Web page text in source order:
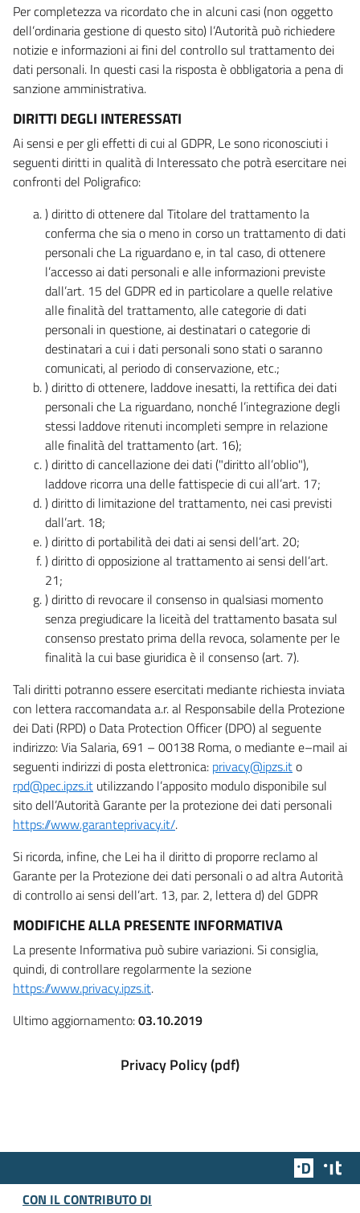
Per completezza va ricordato che in alcuni casi (non oggetto
dell’ordinaria gestione di questo sito) l’Autorità può richiedere
notizie e informazioni ai fini del controllo sul trattamento dei
dati personali. In questi casi la risposta è obbligatoria a pena di
sanzione amministrativa.
DIRITTI DEGLI INTERESSATI
Ai sensi e per gli effetti di cui al GDPR, Le sono riconosciuti i
seguenti diritti in qualità di Interessato che potrà esercitare nei
confronti del Poligrafico:
) diritto di ottenere dal Titolare del trattamento la
conferma che sia o meno in corso un trattamento di dati
personali che La riguardano e, in tal caso, di ottenere
l’accesso ai dati personali e alle informazioni previste
dall’art. 15 del GDPR ed in particolare a quelle relative
alle finalità del trattamento, alle categorie di dati
personali in questione, ai destinatari o categorie di
destinatari a cui i dati personali sono stati o saranno
comunicati, al periodo di conservazione, etc.;
) diritto di ottenere, laddove inesatti, la rettifica dei dati
personali che La riguardano, nonché l’integrazione degli
stessi laddove ritenuti incompleti sempre in relazione
alle finalità del trattamento (art. 16);
) diritto di cancellazione dei dati ("diritto all’oblio"),
laddove ricorra una delle fattispecie di cui all’art. 17;
) diritto di limitazione del trattamento, nei casi previsti
dall’art. 18;
) diritto di portabilità dei dati ai sensi dell’art. 20;
) diritto di opposizione al trattamento ai sensi dell’art.
21;
) diritto di revocare il consenso in qualsiasi momento
senza pregiudicare la liceità del trattamento basata sul
consenso prestato prima della revoca, solamente per le
finalità la cui base giuridica è il consenso (art. 7).
Tali diritti potranno essere esercitati mediante richiesta inviata
con lettera raccomandata a.r. al Responsabile della Protezione
dei Dati (RPD) o Data Protection Officer (DPO) al seguente
indirizzo: Via Salaria, 691 – 00138 Roma, o mediante e–mail ai
seguenti indirizzi di posta elettronica: privacy@ipzs.ito
rpd@pec.ipzs.it utilizzando l’apposito modulo disponibile sul
sito dell’Autorità Garante per la protezione dei dati personali
https://www.garanteprivacy.it/.
Si ricorda, infine, che Lei ha il diritto di proporre reclamo al
Garante per la Protezione dei dati personali o ad altra Autorità
di controllo ai sensi dell’art. 13, par. 2, lettera d) del GDPR
MODIFICHE ALLA PRESENTE INFORMATIVA
La presente Informativa può subire variazioni. Si consiglia,
quindi, di controllare regolarmente la sezione
https://www.privacy.ipzs.it.
Ultimo aggiornamento:03.10.2019
Privacy Policy (pdf)
Team
CON IL CONTRIBUTO DI